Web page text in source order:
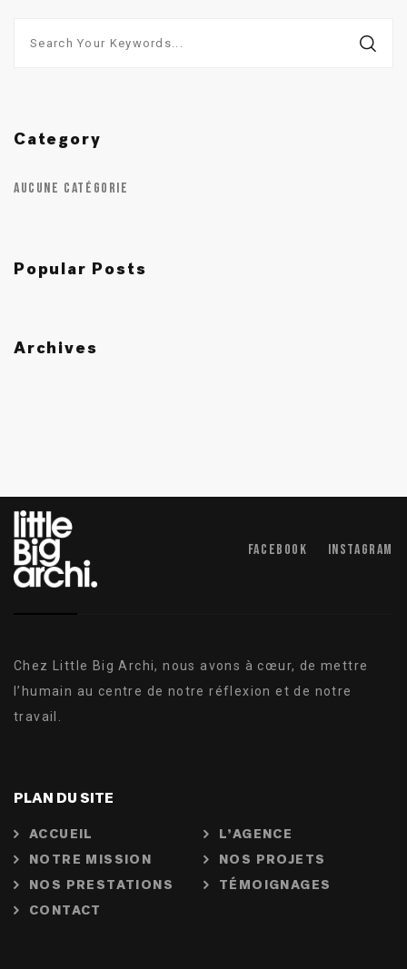
Category
Aucune catégorie
Popular Posts
Archives
Instagram
Facebook
Chez Little Big Archi, nous avons à cœur, de mettre
l’humain au centre de notre réflexion et de notre
travail.
PLAN DU SITE
ACCUEIL
L’AGENCE
NOTRE MISSION
NOS PROJETS
NOS PRESTATIONS
TÉMOIGNAGES
CONTACT